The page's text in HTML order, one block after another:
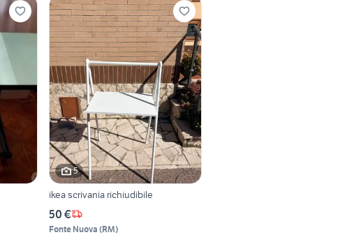
5
ikea scrivania richiudibile
50 €
Fonte Nuova (RM)